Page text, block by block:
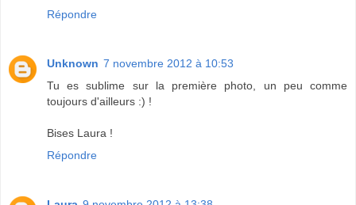
Répondre
Unknown 7 novembre 2012 à 10:53
Tu es sublime sur la première photo, un peu comme
toujours d'ailleurs :) !
Bises Laura !
Répondre